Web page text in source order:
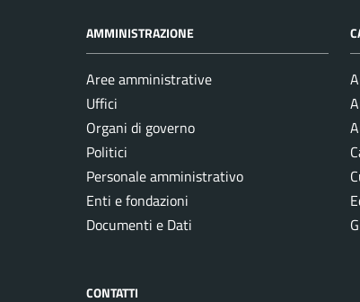
AMMINISTRAZIONE
Aree amministrative
Uffici
Organi di governo
Politici
Personale amministrativo
Enti e fondazioni
Documenti e Dati
CONTATTI